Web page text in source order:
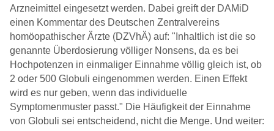
Arzneimittel eingesetzt werden. Dabei greift der DAMiD
einen Kommentar des Deutschen Zentralvereins
homöopathischer Ärzte (DZVhÄ) auf: "Inhaltlich ist die so
genannte Überdosierung völliger Nonsens, da es bei
Hochpotenzen in einmaliger Einnahme völlig gleich ist, ob
2 oder 500 Globuli eingenommen werden. Einen Effekt
wird es nur geben, wenn das individuelle
Symptomenmuster passt." Die Häufigkeit der Einnahme
von Globuli sei entscheidend, nicht die Menge. Und weiter: